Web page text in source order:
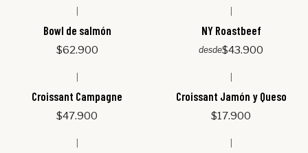
Bowl de salmón
$62.900
NY Roastbeef
desde$43.900
Croissant Campagne
$47.900
Croissant Jamón y Queso
$17.900